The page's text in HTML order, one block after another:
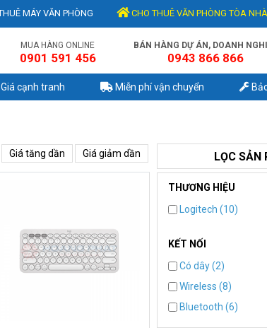
MÁY VĂN PHÒNG CHO THUÊ VĂN PHÒNG TÒA
MUA HÀNG ONLINE
0901 591 456
BÁN HÀNG DỰ ÁN, DOANH
0943 866 866
Giá cạnh tranh Miễn phí vận chuyển
LỌC SẢN
THƯƠNG HIỆU
Logitech (10)
KẾT NỐI
Có dây (2)
Wireless (8)
Bluetooth (6)
Giá tăng dần Giá giảm dần